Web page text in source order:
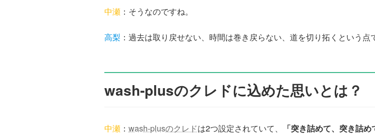
中瀬 ：そうなのですね。
高梨 ：過去は取り戻せない、時間は巻き戻らない、道を切り拓くという点
wash-plusのクレドに込めた思いとは？
中瀬 ： wash-plusのクレドは2つ設定されていて、 「突き詰めて、突き詰